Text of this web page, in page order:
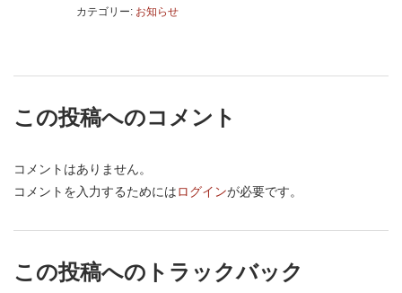
カテゴリー: お知らせ
この投稿へのコメント
コメントはありません。
コメントを入力するためにはログインが必要です。
この投稿へのトラックバック